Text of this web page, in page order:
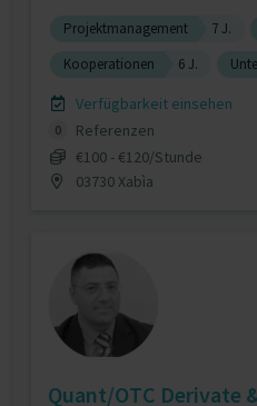
Projektmanagement 7 J.
Kooperationen
6 J.
Verfügbarkeit einsehen
0
Referenzen
€100 - €120/Stunde
03730 Xabìa
Quant/OTC Derivate